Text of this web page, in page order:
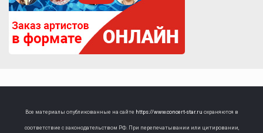
Все материалы опубликованные на сайте https://www.concert-star.ru охраняются в
соответствие с законодательством РФ. При перепечатывании или цитировании,